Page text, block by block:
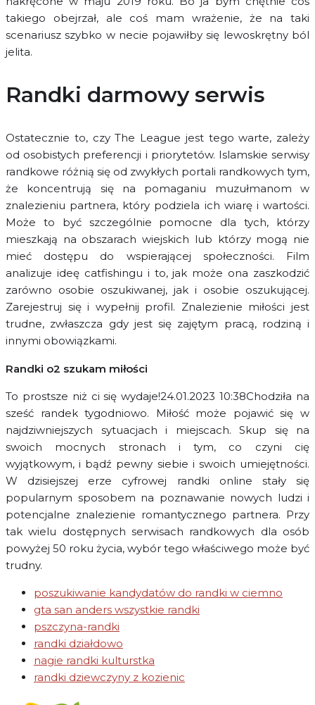
takiego obejrzał, ale coś mam wrażenie, że na taki
scenariusz szybko w necie pojawiłby się lewoskrętny ból
jelita.
Randki darmowy serwis
Ostatecznie to, czy The League jest tego warte, zależy
od osobistych preferencji i priorytetów. Islamskie serwisy
randkowe różnią się od zwykłych portali randkowych tym,
że koncentrują się na pomaganiu muzułmanom w
znalezieniu partnera, który podziela ich wiarę i wartości.
Może to być szczególnie pomocne dla tych, którzy
mieszkają na obszarach wiejskich lub którzy mogą nie
mieć dostępu do wspierającej społeczności. Film
analizuje ideę catfishingu i to, jak może ona zaszkodzić
zarówno osobie oszukiwanej, jak i osobie oszukującej.
Zarejestruj się i wypełnij profil. Znalezienie miłości jest
trudne, zwłaszcza gdy jest się zajętym pracą, rodziną i
innymi obowiązkami.
Randki o2 szukam miłości
To prostsze niż ci się wydaje!24.01.2023 10:38Chodziła na
sześć randek tygodniowo. Miłość może pojawić się w
najdziwniejszych sytuacjach i miejscach. Skup się na
swoich mocnych stronach i tym, co czyni cię
wyjątkowym, i bądź pewny siebie i swoich umiejętności.
W dzisiejszej erze cyfrowej randki online stały się
popularnym sposobem na poznawanie nowych ludzi i
potencjalne znalezienie romantycznego partnera. Przy
tak wielu dostępnych serwisach randkowych dla osób
powyżej 50 roku życia, wybór tego właściwego może być
trudny.
poszukiwanie kandydatów do randki w ciemno
gta san anders wszystkie randki
pszczyna-randki
randki działdowo
nagie randki kulturstka
randki dziewczyny z kozienic